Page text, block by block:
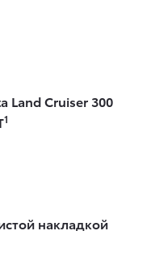
Land Cruiser 300
1
накладкой